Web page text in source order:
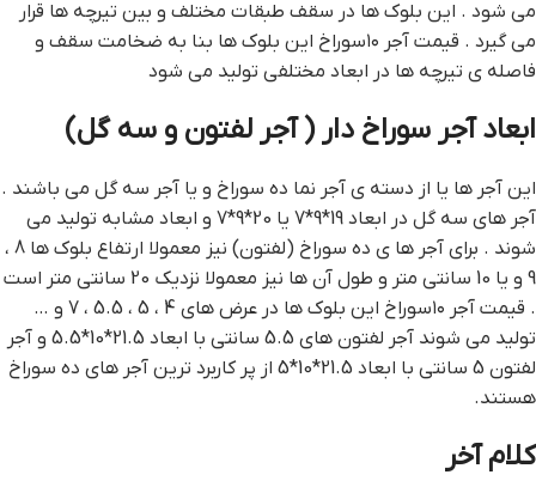
می شود . این بلوک ها در سقف طبقات مختلف و بین تیرچه ها قرار
می گیرد . قیمت آجر ۱۰سوراخ این بلوک ها بنا به ضخامت سقف و
فاصله ی تیرچه ها در ابعاد مختلفی تولید می شود
ابعاد آجر سوراخ دار ( آجر لفتون و سه گل)
این آجر ها یا از دسته ی آجر نما ده سوراخ و یا آجر سه گل می باشند .
آجر های سه گل در ابعاد 19*9*7 یا 20*9*7 و ابعاد مشابه تولید می
شوند . برای آجر ها ی ده سوراخ (لفتون) نیز معمولا ارتفاع بلوک ها 8 ،
9 و یا 10 سانتی متر و طول آن ها نیز معمولا نزدیک 20 سانتی متر است
. قیمت آجر ۱۰سوراخ این بلوک ها در عرض های 4 ، 5 ، 5.5 ، 7 و …
تولید می شوند آجر لفتون های 5.5 سانتی با ابعاد 21.5*10*5.5 و آجر
لفتون 5 سانتی با ابعاد 21.5*10*5 از پر کاربرد ترین آجر های ده سوراخ
هستند.
کلام آخر